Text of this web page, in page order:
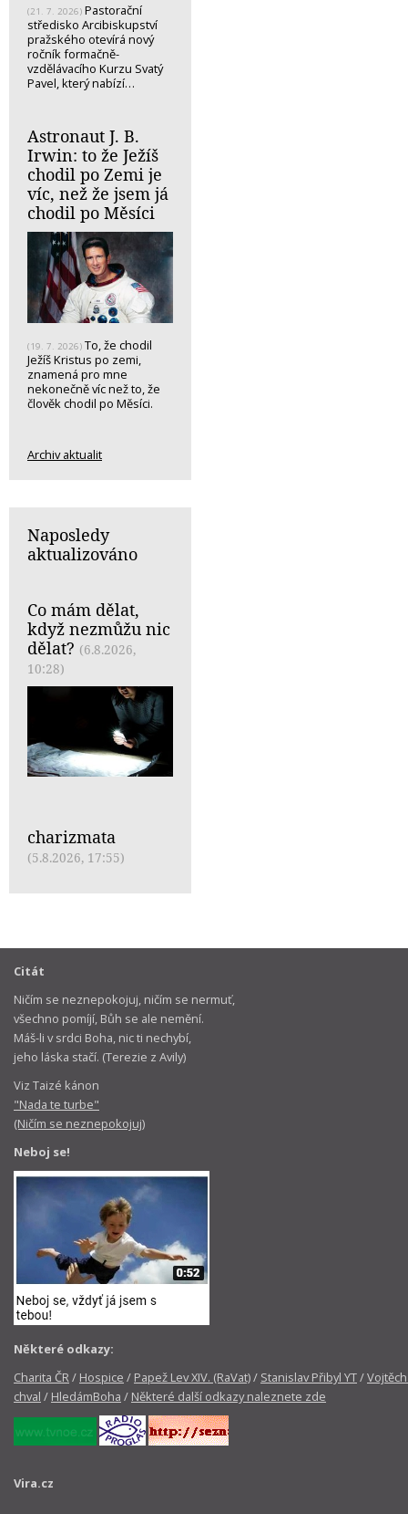
(21. 7. 2026) Pastorační
středisko Arcibiskupství
pražského otevírá nový
ročník formačně-
vzdělávacího Kurzu Svatý
Pavel, který nabízí…
Astronaut J. B.
Irwin: to že Ježíš
chodil po Zemi je
víc, než že jsem já
chodil po Měsíci
(19. 7. 2026) To, že chodil
Ježíš Kristus po zemi,
znamená pro mne
nekonečně víc než to, že
člověk chodil po Měsíci.
Archiv aktualit
Naposledy
aktualizováno
Co mám dělat,
když nezmůžu nic
dělat? (6.8.2026,
10:28)
charizmata
(5.8.2026, 17:55)
Citát
Ničím se neznepokojuj, ničím se nermuť,
všechno pomíjí, Bůh se ale nemění.
Máš-li v srdci Boha, nic ti nechybí,
jeho láska stačí. (Terezie z Avily)
Viz Taizé kánon
"Nada te turbe"
(Ničím se neznepokojuj)
Neboj se!
Některé odkazy:
Charita ČR/ Hospice / Papež Lev XIV. (RaVat)/ Stanislav Přibyl YT/
chval / HledámBoha / Některé další odkazy naleznete zde
Vira.cz